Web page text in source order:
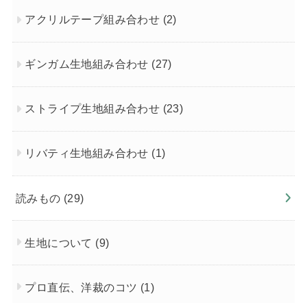
アクリルテープ組み合わせ (2)
ギンガム生地組み合わせ (27)
ストライプ生地組み合わせ (23)
リバティ生地組み合わせ (1)
読みもの (29)
生地について (9)
プロ直伝、洋裁のコツ (1)